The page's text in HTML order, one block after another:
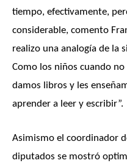
tiempo, efectivamente,
considerable, comento
realizo una analogía de la
Como los niños cuando
damos libros y les
aprender a leer y escribir”.
Asimismo el coordinador
diputados se mostró